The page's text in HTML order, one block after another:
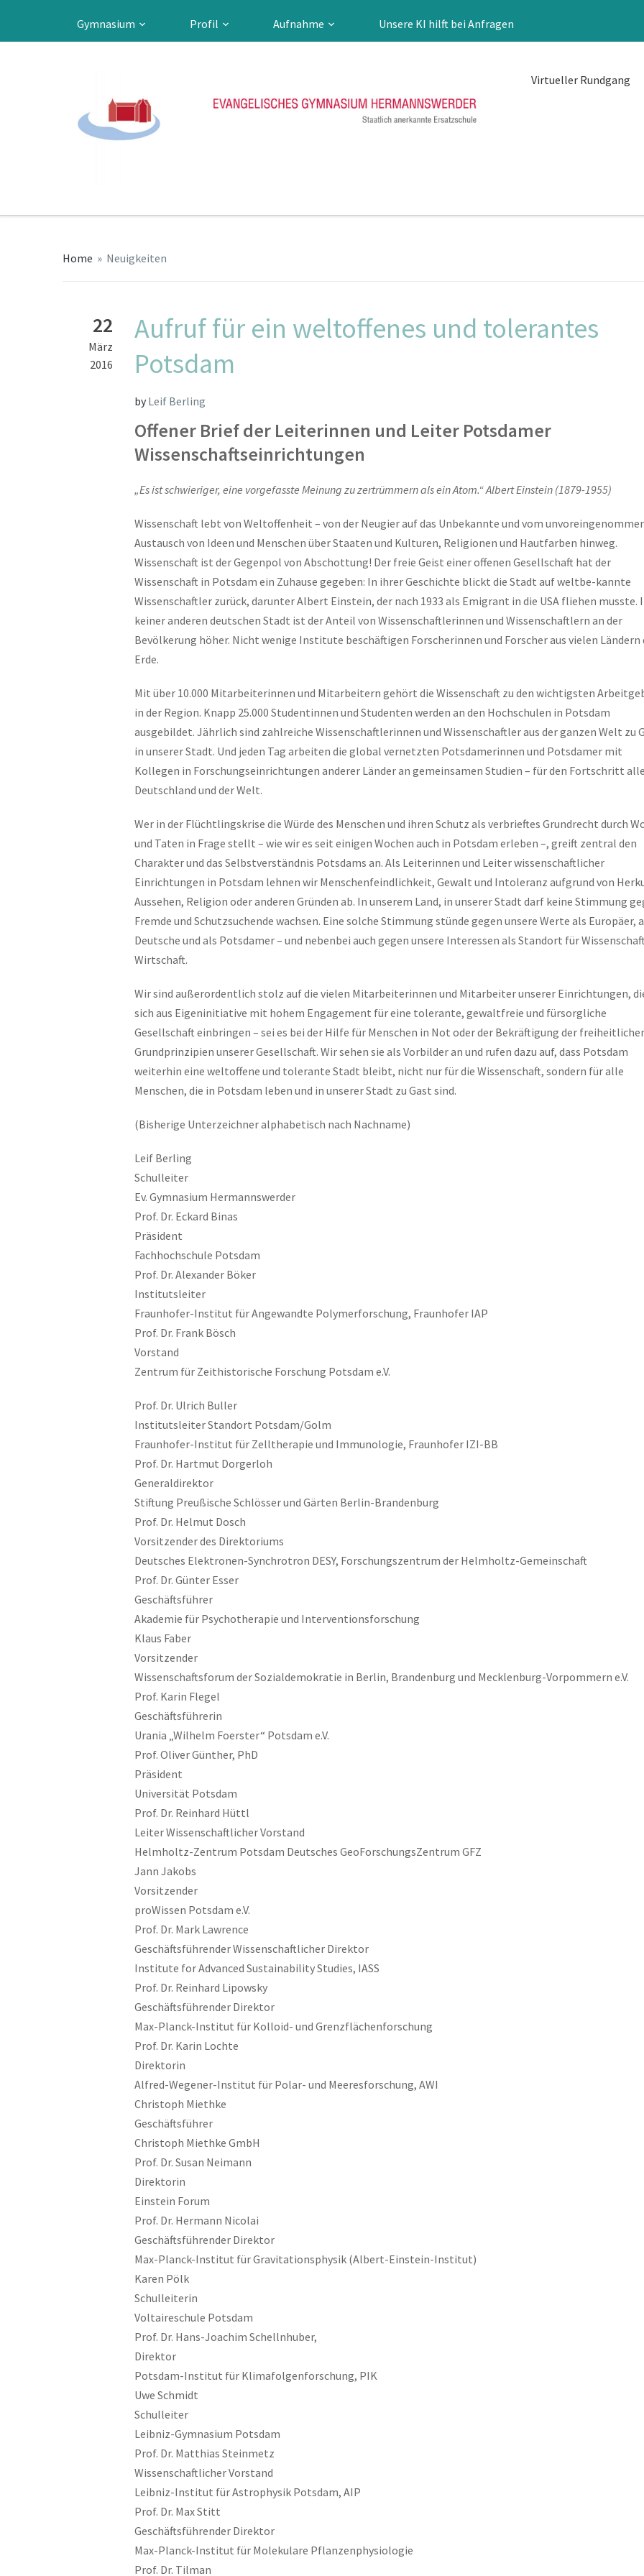
Gymnasium Profil Aufnahme Unsere KI hilft bei Anfragen
Virtueller Rundgang
Home » Neuigkeiten
22
März
2016
Aufruf für ein weltoffenes und tolerantes
Potsdam
byLeif Berling
Offener Brief der Leiterinnen und Leiter Potsdamer
Wissenschaftseinrichtungen
„Es ist schwieriger, eine vorgefasste Meinung zu zertrümmern als ein Atom.“ Albert Einstein (1879-1955)
Wissenschaft lebt von Weltoffenheit – von der Neugier auf das Unbekannte und vom
Austausch von Ideen und Menschen über Staaten und Kulturen, Religionen und Hautfarben hinweg.
Wissenschaft ist der Gegenpol von Abschottung! Der freie Geist einer offenen Gesellschaft hat der
Wissenschaft in Potsdam ein Zuhause gegeben: In ihrer Geschichte blickt die Stadt auf weltbe-kannte
Wissenschaftler zurück, darunter Albert Einstein, der nach 1933 als Emigrant in die USA fliehen musste.
keiner anderen deutschen Stadt ist der Anteil von Wissenschaftlerinnen und Wissenschaftlern an der
Bevölkerung höher. Nicht wenige Institute beschäftigen Forscherinnen und Forscher aus vielen Ländern
Erde.
Mit über 10.000 Mitarbeiterinnen und Mitarbeitern gehört die Wissenschaft zu den wichtigsten
in der Region. Knapp 25.000 Studentinnen und Studenten werden an den Hochschulen in Potsdam
ausgebildet. Jährlich sind zahlreiche Wissenschaftlerinnen und Wissenschaftler aus der ganzen Welt zu
in unserer Stadt. Und jeden Tag arbeiten die global vernetzten Potsdamerinnen und Potsdamer mit
Kollegen in Forschungseinrichtungen anderer Länder an gemeinsamen Studien – für den Fortschritt
Deutschland und der Welt.
Wer in der Flüchtlingskrise die Würde des Menschen und ihren Schutz als verbrieftes Grundrecht durch
und Taten in Frage stellt – wie wir es seit einigen Wochen auch in Potsdam erleben –, greift zentral den
Charakter und das Selbstverständnis Potsdams an. Als Leiterinnen und Leiter wissenschaftlicher
Einrichtungen in Potsdam lehnen wir Menschenfeindlichkeit, Gewalt und Intoleranz aufgrund von
Aussehen, Religion oder anderen Gründen ab. In unserem Land, in unserer Stadt darf keine Stimmung
Fremde und Schutzsuchende wachsen. Eine solche Stimmung stünde gegen unsere Werte als Europäer,
Deutsche und als Potsdamer – und nebenbei auch gegen unsere Interessen als Standort für
Wirtschaft.
Wir sind außerordentlich stolz auf die vielen Mitarbeiterinnen und Mitarbeiter unserer Einrichtungen,
sich aus Eigeninitiative mit hohem Engagement für eine tolerante, gewaltfreie und fürsorgliche
Gesellschaft einbringen – sei es bei der Hilfe für Menschen in Not oder der Bekräftigung der
Grundprinzipien unserer Gesellschaft. Wir sehen sie als Vorbilder an und rufen dazu auf, dass Potsdam
weiterhin eine weltoffene und tolerante Stadt bleibt, nicht nur für die Wissenschaft, sondern für alle
Menschen, die in Potsdam leben und in unserer Stadt zu Gast sind.
(Bisherige Unterzeichner alphabetisch nach Nachname)
Leif Berling
Schulleiter
Ev. Gymnasium Hermannswerder
Prof. Dr. Eckard Binas
Präsident
Fachhochschule Potsdam
Prof. Dr. Alexander Böker
Institutsleiter
Fraunhofer-Institut für Angewandte Polymerforschung, Fraunhofer IAP
Prof. Dr. Frank Bösch
Vorstand
Zentrum für Zeithistorische Forschung Potsdam e.V.
Prof. Dr. Ulrich Buller
Institutsleiter Standort Potsdam/Golm
Fraunhofer-Institut für Zelltherapie und Immunologie, Fraunhofer IZI-BB
Prof. Dr. Hartmut Dorgerloh
Generaldirektor
Stiftung Preußische Schlösser und Gärten Berlin-Brandenburg
Prof. Dr. Helmut Dosch
Vorsitzender des Direktoriums
Deutsches Elektronen-Synchrotron DESY, Forschungszentrum der Helmholtz-Gemeinschaft
Prof. Dr. Günter Esser
Geschäftsführer
Akademie für Psychotherapie und Interventionsforschung
Klaus Faber
Vorsitzender
Wissenschaftsforum der Sozialdemokratie in Berlin, Brandenburg und Mecklenburg-Vorpommern e.V.
Prof. Karin Flegel
Geschäftsführerin
Urania „Wilhelm Foerster“ Potsdam e.V.
Prof. Oliver Günther, PhD
Präsident
Universität Potsdam
Prof. Dr. Reinhard Hüttl
Leiter Wissenschaftlicher Vorstand
Helmholtz-Zentrum Potsdam Deutsches GeoForschungsZentrum GFZ
Jann Jakobs
Vorsitzender
proWissen Potsdam e.V.
Prof. Dr. Mark Lawrence
Geschäftsführender Wissenschaftlicher Direktor
Institute for Advanced Sustainability Studies, IASS
Prof. Dr. Reinhard Lipowsky
Geschäftsführender Direktor
Max-Planck-Institut für Kolloid- und Grenzflächenforschung
Prof. Dr. Karin Lochte
Direktorin
Alfred-Wegener-Institut für Polar- und Meeresforschung, AWI
Christoph Miethke
Geschäftsführer
Christoph Miethke GmbH
Prof. Dr. Susan Neimann
Direktorin
Einstein Forum
Prof. Dr. Hermann Nicolai
Geschäftsführender Direktor
Max-Planck-Institut für Gravitationsphysik (Albert-Einstein-Institut)
Karen Pölk
Schulleiterin
Voltaireschule Potsdam
Prof. Dr. Hans-Joachim Schellnhuber,
Direktor
Potsdam-Institut für Klimafolgenforschung, PIK
Uwe Schmidt
Schulleiter
Leibniz-Gymnasium Potsdam
Prof. Dr. Matthias Steinmetz
Wissenschaftlicher Vorstand
Leibniz-Institut für Astrophysik Potsdam, AIP
Prof. Dr. Max Stitt
Geschäftsführender Direktor
Max-Planck-Institut für Molekulare Pflanzenphysiologie
Prof. Dr. Tilman